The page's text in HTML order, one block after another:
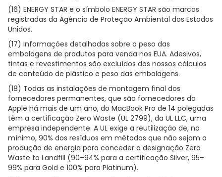
(16) ENERGY STAR e o símbolo ENERGY STAR são marcas
registradas da Agência de Proteção Ambiental dos Estados
Unidos.
(17) Informações detalhadas sobre o peso das
embalagens de produtos para venda nos EUA. Adesivos,
tintas e revestimentos são excluídos dos nossos cálculos
de conteúdo de plástico e peso das embalagens.
(18) Todas as instalações de montagem final dos
fornecedores permanentes, que são fornecedores da
Apple há mais de um ano, do MacBook Pro de 14 polegadas
têm a certificação Zero Waste (UL 2799), da UL LLC, uma
empresa independente. A UL exige a reutilização de, no
mínimo, 90% dos resíduos em métodos que não sejam a
produção de energia para conceder a designação Zero
Waste to Landfill (90–94% para a certificação Silver, 95–
99% para Gold e 100% para Platinum).